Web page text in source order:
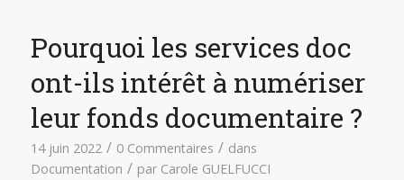
Pourquoi les services doc
ont-ils intérêt à numériser
leur fonds documentaire ?
14 juin 2022 / 0 Commentaires / dans
Documentation / par Carole GUELFUCCI